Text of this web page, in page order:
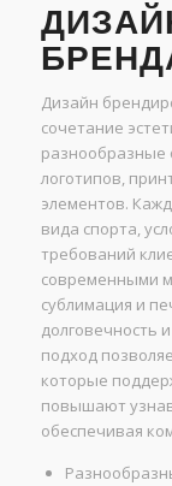
Дизайн
сочетание
разнообразные
логотипов,
элементов.
вида спорта,
требований
современными
сублимация и
долговечность
подход
которые
повышают
обеспечивая